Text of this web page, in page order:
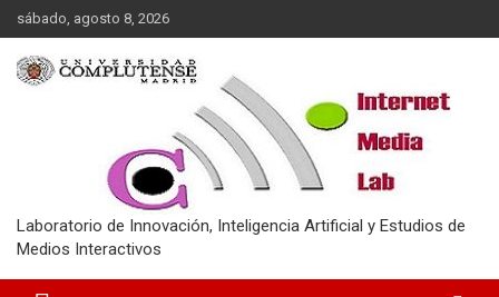
Saltar
al
contenido
sábado, agosto 8, 2026
Laboratorio de Innovación, Inteligencia Artificial y Estudios de
Medios Interactivos